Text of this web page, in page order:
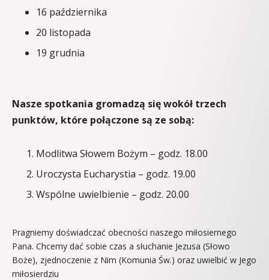
16 października
20 listopada
19 grudnia
Nasze spotkania gromadzą się wokół trzech
punktów, które połączone są ze sobą:
Modlitwa Słowem Bożym – godz. 18.00
Uroczysta Eucharystia – godz. 19.00
Wspólne uwielbienie – godz. 20.00
Pragniemy doświadczać obecności naszego miłosiernego
Pana. Chcemy dać sobie czas a słuchanie Jezusa (Słowo
Boże), zjednoczenie z Nim (Komunia Św.) oraz uwielbić w Jego
miłosierdziu